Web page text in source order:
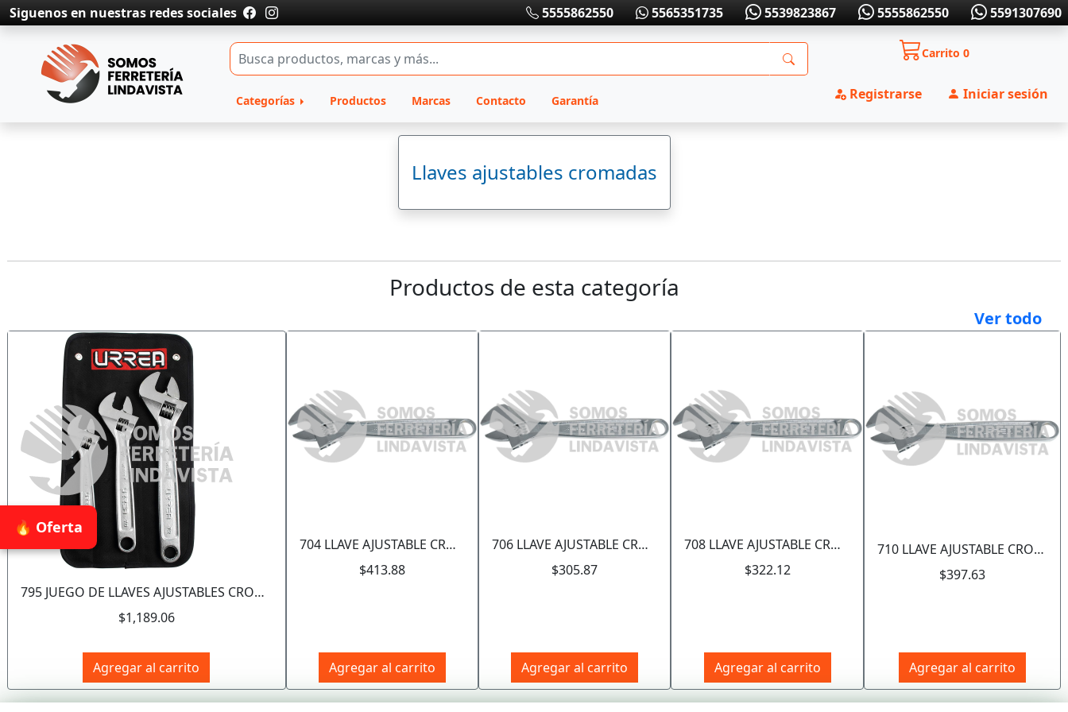
🔥 Oferta
Siguenos en nuestras redes sociales 5555862550 5565351735 5539823867 5555862550 5591307690
Categorías Productos Marcas Contacto Garantía
Carrito0
Registrarse Iniciar sesión
Llaves ajustables cromadas
Productos de esta categoría
Ver todo
795 JUEGO DE LLAVES AJUSTABLES CROMADAS, 3 PIEZAS URREA
$1,189.06
Agregar al carrito
704 LLAVE AJUSTABLE CROMADA 4" URREA
$413.88
Agregar al carrito
706 LLAVE AJUSTABLE CROMADA 6" URREA
$305.87
Agregar al carrito
708 LLAVE AJUSTABLE CROMADA 8" URREA
$322.12
Agregar al carrito
710 LLAVE AJUSTABLE CROMADA 10" URREA
$397.63
Agregar al carrito